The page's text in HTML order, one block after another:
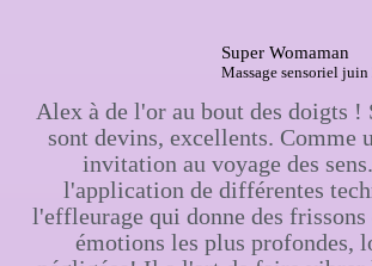
Super Womaman
Massage sensoriel juin
Alex à de l'or au bout des doigts !
sont devins, excellents. Comme
invitation au voyage des
l'application de différentes
l'effleurage qui donne des
émotions les plus profondes,